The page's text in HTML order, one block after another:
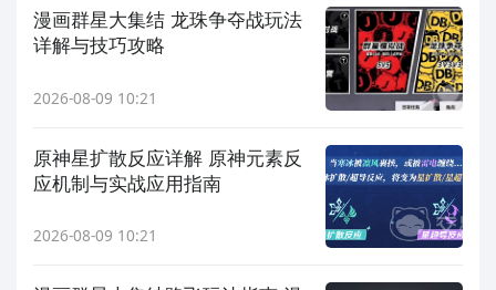
漫画群星大集结 龙珠争夺战玩法
详解与技巧攻略
2026-08-09 10:21
原神星扩散反应详解 原神元素反
应机制与实战应用指南
2026-08-09 10:21